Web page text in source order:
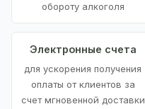
обороту алкоголя
Электронные счета
для ускорения получения
оплаты от клиентов за
счет мгновенной доставки